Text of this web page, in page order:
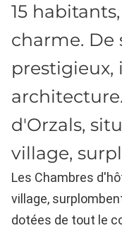
15
charme. De
prestigieux,
d'Orzals,
village,
Les Chambres
village,
dotées de tout le